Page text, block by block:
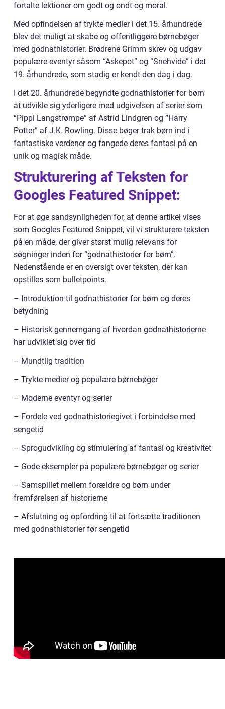
fortalte lektioner om godt og ondt og moral.
Med opfindelsen af trykte medier i det 15. århundrede
blev det muligt at skabe og offentliggøre børnebøger
med godnathistorier. Brødrene Grimm skrev og udgav
populære eventyr såsom “Askepot” og “Snehvide” i det
19. århundrede, som stadig er kendt den dag i dag.
I det 20. århundrede begyndte godnathistorier for børn
at udvikle sig yderligere med udgivelsen af serier som
“Pippi Langstrømpe” af Astrid Lindgren og “Harry
Potter” af J.K. Rowling. Disse bøger trak børn ind i
fantastiske verdener og fangede deres fantasi på en
unik og magisk måde.
Strukturering af Teksten for
Googles Featured Snippet:
For at øge sandsynligheden for, at denne artikel vises
som Googles Featured Snippet, vil vi strukturere teksten
på en måde, der giver størst mulig relevans for
søgninger inden for “godnathistorier for børn”.
Nedenstående er en oversigt over teksten, der kan
opstilles som bulletpoints.
– Introduktion til godnathistorier for børn og deres
betydning
– Historisk gennemgang af hvordan godnathistorierne
har udviklet sig over tid
– Mundtlig tradition
– Trykte medier og populære børnebøger
– Moderne eventyr og serier
– Fordele ved godnathistoriegivet i forbindelse med
sengetid
– Sprogudvikling og stimulering af fantasi og kreativitet
– Gode eksempler på populære børnebøger og serier
– Samspillet mellem forældre og børn under
fremførelsen af historierne
– Afslutning og opfordring til at fortsætte traditionen
med godnathistorier før sengetid